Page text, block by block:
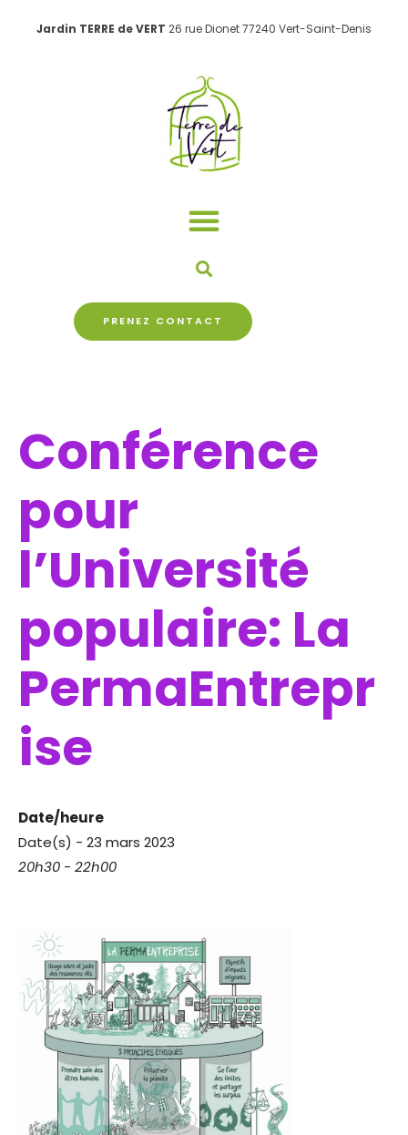
Jardin TERRE de VERT 26 rue Dionet 77240 Vert-Saint-Denis
PRENEZ CONTACT
Conférence
pour
l’Université
populaire: La
PermaEntrepr
ise
Date/heure
Date(s) - 23 mars 2023
20h30 - 22h00